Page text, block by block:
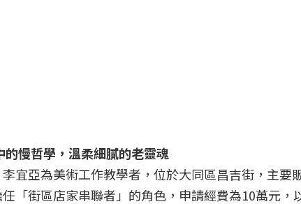
慢哲學，溫柔細膩的老靈魂
宜亞為美術工作教學者，位於大同區昌吉街，主要
「街區店家串聯者」的角色，申請經費為10萬元，